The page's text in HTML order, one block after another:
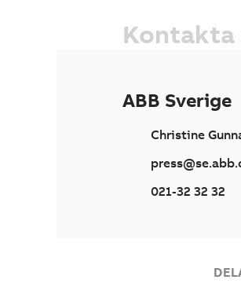
Kontakta
ABB Sverige
Christine
021-32 32 32